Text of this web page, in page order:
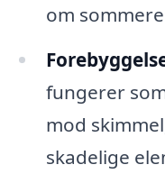
om
fungerer
mod
skadelige